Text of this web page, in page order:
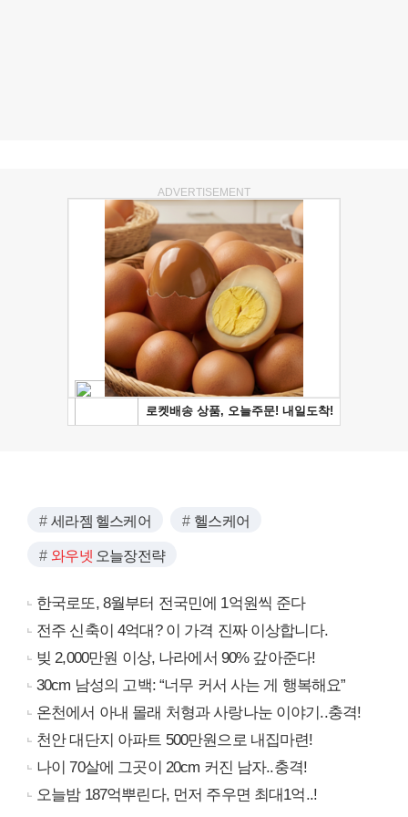
ADVERTISEMENT
세라젬 헬스케어 헬스케어
와우넷 오늘장전략
한국로또, 8월부터 전국민에 1억원씩 준다
전주 신축이 4억대? 이 가격 진짜 이상합니다.
빚 2,000만원 이상, 나라에서 90% 갚아준다!
30cm 남성의 고백: “너무 커서 사는 게 행복해요”
온천에서 아내 몰래 처형과 사랑나눈 이야기..충격!
천안 대단지 아파트 500만원으로 내집마련!
나이 70살에 그곳이 20cm 커진 남자..충격!
오늘밤 187억뿌린다, 먼저 주우면 최대1억..!